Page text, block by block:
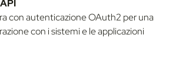
con autenticazione OAuth2 per una
con i sistemi e le applicazioni